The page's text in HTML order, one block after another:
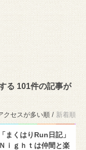
る 101件の記事が
クセスが多い順 / 新着順
まくはりRun日記」
ｉｇｈｔは仲間と楽